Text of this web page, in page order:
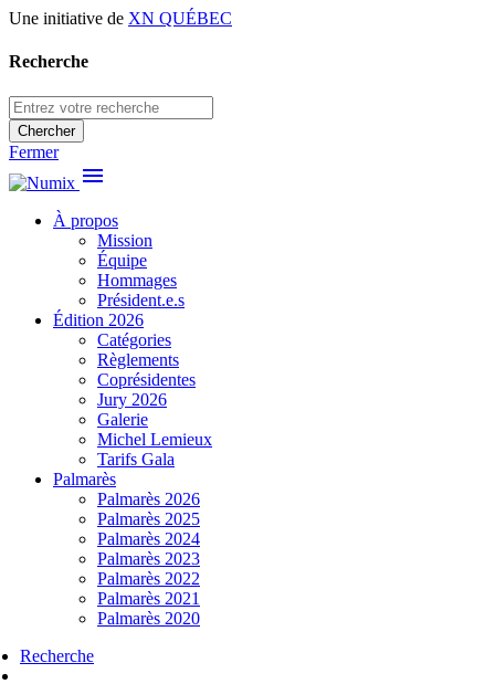
Une initiative de XN QUÉBEC
Recherche
Chercher
Fermer
menu
À propos
Mission
Équipe
Hommages
Président.e.s
Édition 2026
Catégories
Règlements
Coprésidentes
Jury 2026
Galerie
Michel Lemieux
Tarifs Gala
Palmarès
Palmarès 2026
Palmarès 2025
Palmarès 2024
Palmarès 2023
Palmarès 2022
Palmarès 2021
Palmarès 2020
Recherche